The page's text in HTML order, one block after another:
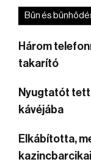
Bűn és
Három
takarító
Nyugtatót
kávéjába
Elkábította,